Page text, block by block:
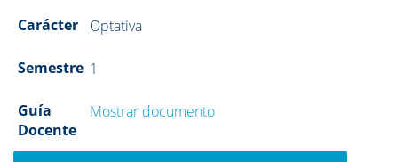
Carácter Optativa
Semestre 1
Guía
Docente
Mostrar documento